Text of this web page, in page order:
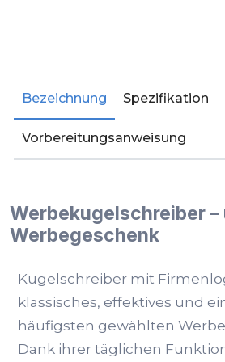
Bezeichnung Spezifikation
Vorbereitungsanweisung
Werbekugelschreiber
Werbegeschenk
Kugelschreiber mit
klassisches, effektives und
häufigsten gewählten
Dank ihrer täglichen